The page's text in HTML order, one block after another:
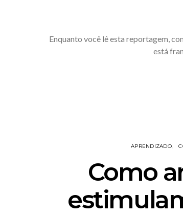
Enquanto você lê esta reportagem,
está
APRENDIZADO
Como